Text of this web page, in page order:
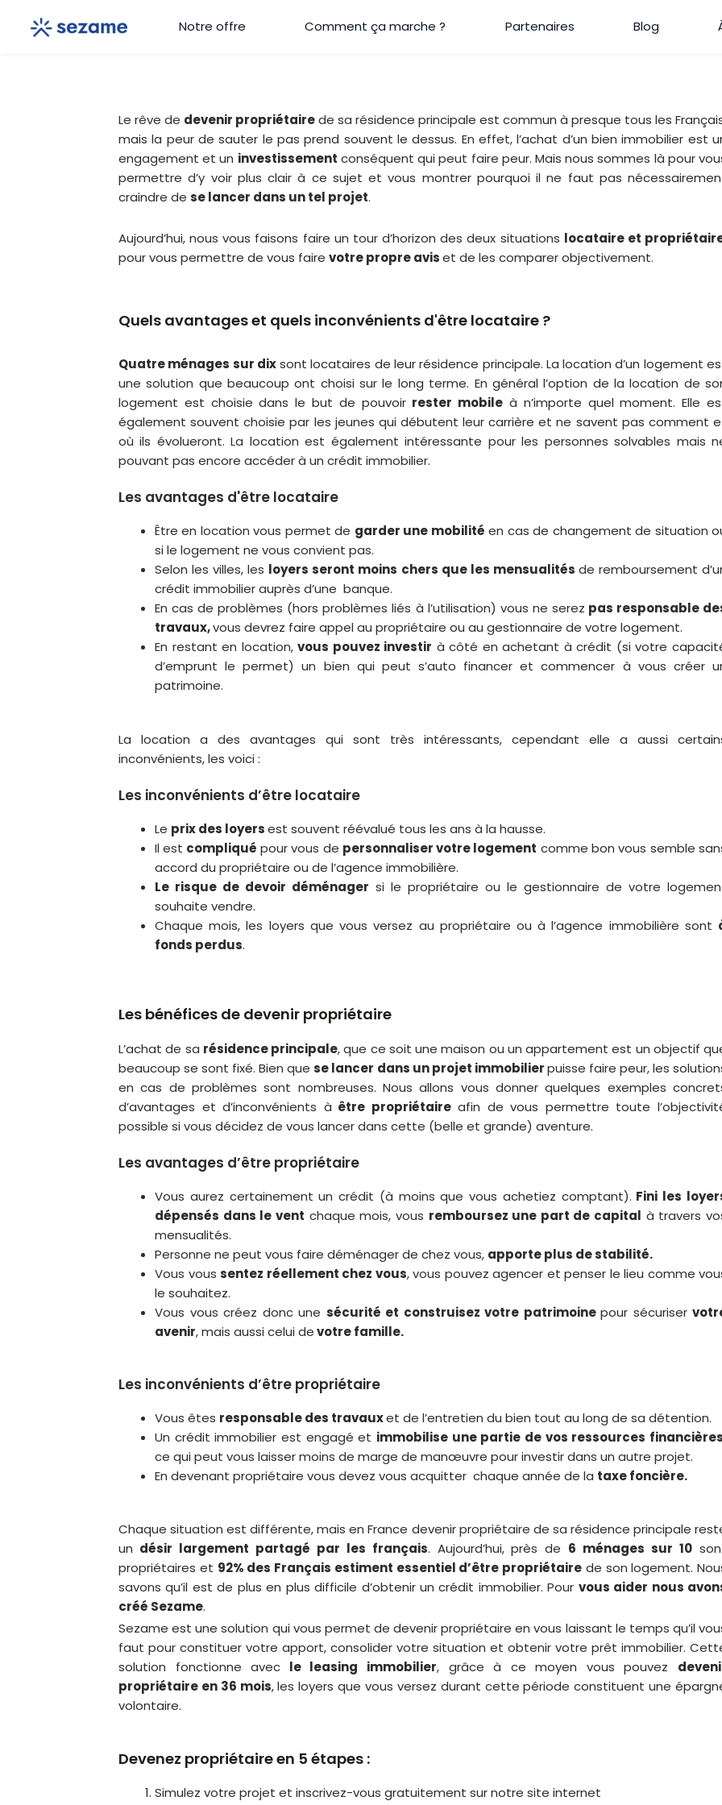
Notre offre Comment ça marche ? Partenaires Blog
Le rêve de devenir propriétairede sa résidence principale est commun à presque tous les
mais la peur de sauter le pas prend souvent le dessus. En effet, l’achat d’un bien immobilier est
engagement et un investissement conséquent qui peut faire peur. Mais nous sommes là pour
permettre d’y voir plus clair à ce sujet et vous montrer pourquoi il ne faut pas
craindre de se lancer dans un tel projet.
Aujourd’hui, nous vous faisons faire un tour d’horizon des deux situations locataire et
pour vous permettre de vous faire votre propre aviset de les comparer objectivement.
Quels avantages et quels inconvénients d'être locataire ?
Quatre ménages sur dixsont locataires de leur résidence principale. La location d’un logement
une solution que beaucoup ont choisi sur le long terme. En général l’option de la location de
logement est choisie dans le but de pouvoir rester mobile à n’importe quel moment. Elle
également souvent choisie par les jeunes qui débutent leur carrière et ne savent pas comment
où ils évolueront. La location est également intéressante pour les personnes solvables mais
pouvant pas encore accéder à un crédit immobilier.
Les avantages d'être locataire
Être en location vous permet de garder une mobilité en cas de changement de situation
si le logement ne vous convient pas.
Selon les villes, les loyers seront moins chers que les mensualités de remboursement
crédit immobilier auprès d’une banque.
En cas de problèmes (hors problèmes liés à l’utilisation) vous ne serez pas responsable
travaux,vous devrez faire appel au propriétaire ou au gestionnaire de votre logement.
En restant en location,vous pouvez investir à côté en achetant à crédit (si votre
d’emprunt le permet) un bien qui peut s’auto financer et commencer à vous créer
patrimoine.
La location a des avantages qui sont très intéressants, cependant elle a aussi
inconvénients, les voici :
Les inconvénients d’être locataire
Le prix des loyersest souvent réévalué tous les ans à la hausse.
Il est compliqué pour vous de personnaliser votre logement comme bon vous semble
accord du propriétaire ou de l’agence immobilière.
Le risque de devoir déménager si le propriétaire ou le gestionnaire de votre
souhaite vendre.
Chaque mois, les loyers que vous versez au propriétaire ou à l’agence immobilière sont
fonds perdus.
Les bénéfices de devenir propriétaire
L’achat de sa résidence principale, que ce soit une maison ou un appartement est un objectif
beaucoup se sont fixé. Bien quese lancer dans un projet immobilierpuisse faire peur, les
en cas de problèmes sont nombreuses. Nous allons vous donner quelques exemples
d’avantages et d’inconvénients à être propriétaireafin de vous permettre toute
possible si vous décidez de vous lancer dans cette (belle et grande) aventure.
Les avantages d’être propriétaire
Vous aurez certainement un crédit (à moins que vous achetiez comptant). Fini les
dépensés dans le vent chaque mois, vous remboursez une part de capital à travers
mensualités.
Personne ne peut vous faire déménager de chez vous, apporte plus de stabilité.
Vous vous sentez réellement chez vous, vous pouvez agencer et penser le lieu comme
le souhaitez.
Vous vous créez donc une sécurité et construisez votre patrimoine pour sécuriser
avenir, mais aussi celui devotre famille.
Les inconvénients d’être propriétaire
Vous êtes responsable des travauxet de l’entretien du bien tout au long de sa détention.
Un crédit immobilier est engagé et immobilise une partie de vos ressources
ce qui peut vous laisser moins de marge de manœuvre pour investir dans un autre projet.
En devenant propriétaire vous devez vous acquitter chaque année de la taxe foncière.
Chaque situationest différente,mais en France devenir propriétaire de sa résidence principale
un désir largement partagé par les français. Aujourd’hui, près de 6 ménages sur 10
propriétaires et 92% des Français estiment essentiel d’être propriétaire de son logement.
savons qu’il est de plus en plus difficile d’obtenir un crédit immobilier. Pour vous aider nous
créé Sezame.
Sezame est une solution qui vous permet de devenir propriétaire en vous laissant le temps qu’il
faut pour constituer votre apport, consolider votre situation et obtenir votre prêt immobilier.
solution fonctionne avec le leasing immobilier, grâce à ce moyen vous pouvez
propriétaire en 36 mois, les loyers que vous versez durant cette période constituent une
volontaire.
Devenez propriétaire en 5 étapes :
Simulez votre projet et inscrivez-vous gratuitement sur notre site internet